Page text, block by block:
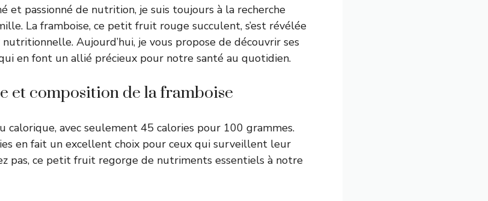
et passionné de nutrition, je suis toujours à la recherche
La framboise, ce petit fruit rouge succulent, s’est révélée
Aujourd’hui, je vous propose de découvrir ses
en font un allié précieux pour notre santé au quotidien.
et composition de la framboise
calorique, avec seulement 45 calories pour 100 grammes.
en fait un excellent choix pour ceux qui surveillent leur
pas, ce petit fruit regorge de nutriments essentiels à notre